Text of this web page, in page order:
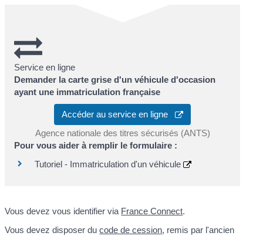
Service en ligne
Demander la carte grise d'un véhicule d'occasion
ayant une immatriculation française
Accéder au service en ligne
Agence nationale des titres sécurisés (ANTS)
Pour vous aider à remplir le formulaire :
Tutoriel - Immatriculation d'un véhicule
Vous devez vous identifier via France Connect.
Vous devez disposer ducode de cession, remis par l'ancien